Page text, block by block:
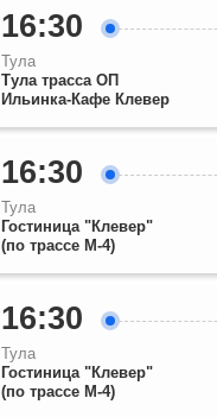
16:30
Тула
Тула трасса ОП
Ильинка-Кафе Клевер
16:30
Тула
Гостиница "Клевер"
(по трассе М-4)
16:30
Тула
Гостиница "Клевер"
(по трассе М-4)